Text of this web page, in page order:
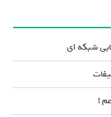
شبکه ای
!